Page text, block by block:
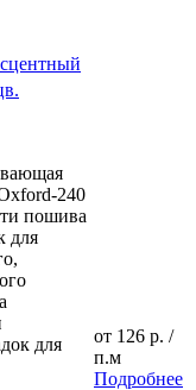
240
пошива
для
для
от 126 р. /
п.м
Подробнее